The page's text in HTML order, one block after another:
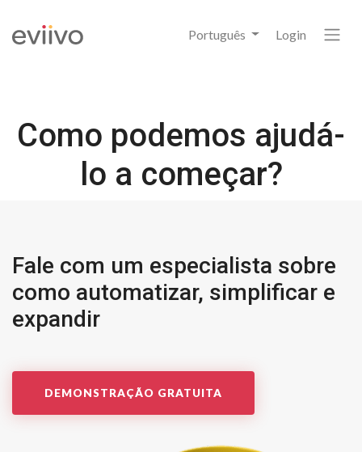
Português Login
Como podemos ajudá-
lo a começar?
Fale com um especialista sobre
como automatizar, simplificar e
expandir
DEMONSTRAÇÃO GRATUITA